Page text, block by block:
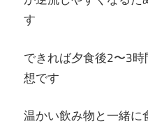
す
できれば夕食後2〜3
想です
温かい飲み物と一緒に